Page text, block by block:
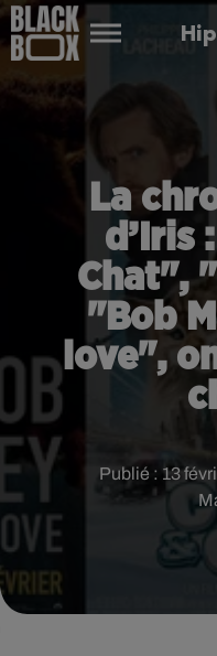
La
d’Iris
Chat",
"Bob
love",
Publié : 13